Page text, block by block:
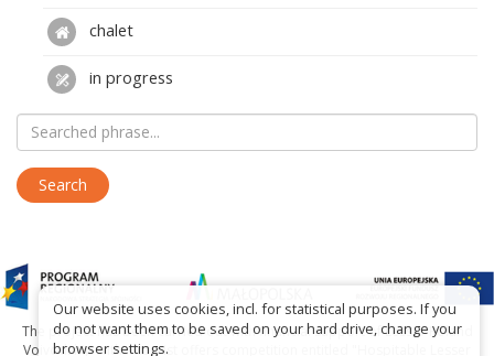
chalet
in progress
The project has been carried out with financial support of Lesser Poland
Voivodship within tourist offers competition entitled "Hospitable Lesser
Our website uses cookies, incl. for statistical purposes. If you
do not want them to be saved on your hard drive, change your
browser settings.